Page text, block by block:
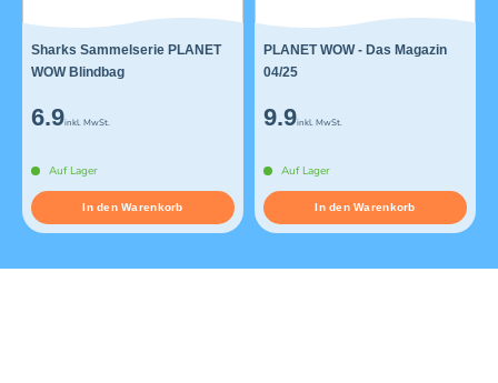
Sharks Sammelserie PLANET
WOW Blindbag
6.9inkl. MwSt.
Auf Lager
In den Warenkorb
PLANET WOW - Das Magazin
04/25
9.9inkl. MwSt.
Auf Lager
In den Warenkorb